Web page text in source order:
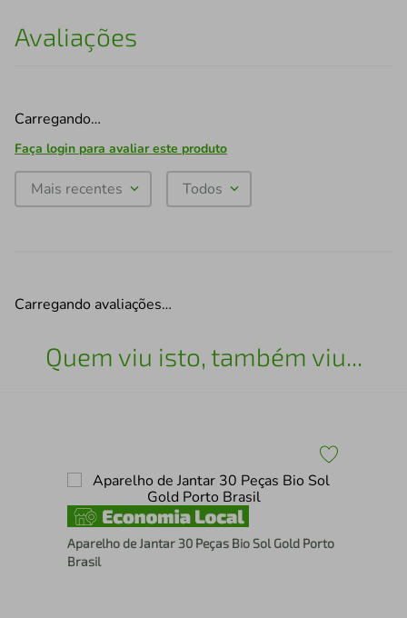
Avaliações
Carregando…
Faça login para avaliar este produto
Mais recentes Todos
Carregando avaliações…
Quem viu isto, também viu...
Aparelho de Jantar 30 Peças Bio Sol Gold Porto
Brasil